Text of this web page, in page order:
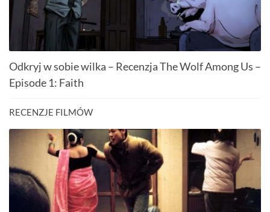
Odkryj w sobie wilka – Recenzja The Wolf Among Us –
Episode 1: Faith
RECENZJE FILMÓW